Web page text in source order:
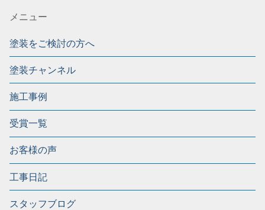
メニュー
塗装をご検討の方へ
塗装チャンネル
施工事例
受賞一覧
お客様の声
工事日記
スタッフブログ